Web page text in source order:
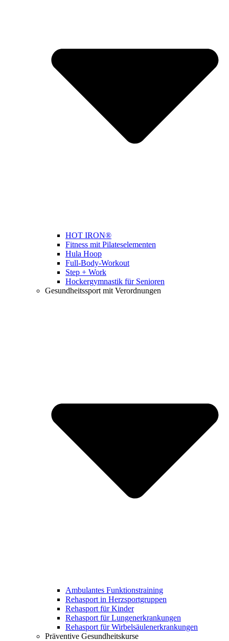
HOT IRON®
Fitness mit Pilateselementen
Hula Hoop
Full-Body-Workout
Step + Work
Hockergymnastik für Senioren
Gesundheitssport mit Verordnungen
Ambulantes Funktionstraining
Rehasport in Herzsportgruppen
Rehasport für Kinder
Rehasport für Lungenerkrankungen
Rehasport für Wirbelsäulenerkrankungen
Präventive Gesundheitskurse